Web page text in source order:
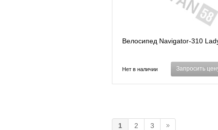
Велосипед Navigator-310
Нет в наличии Запросить
1 2 3